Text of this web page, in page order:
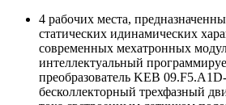
4 рабочих места,
статических идинамических
современных мехатронных
интеллектуальный
преобразователь KEB
бесколлекторный трехфазный